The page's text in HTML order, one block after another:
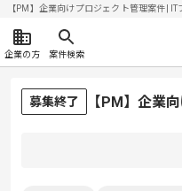
【PM】企業向けプロジェクト管理案件|
企業の方 案件検索
募集終了 【PM】企業